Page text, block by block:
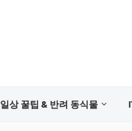
일상 꿀팁 & 반려 동식물